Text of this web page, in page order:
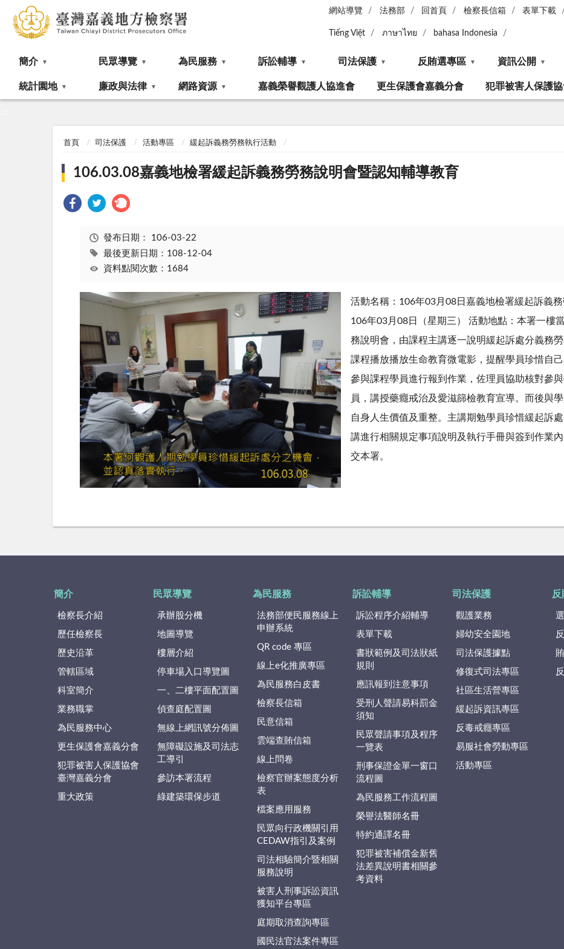
網站導覽 法務部 回首頁 檢察長信箱 表單下載
Tiếng Việt ภาษาไทย bahasa Indonesia
簡介 民眾導覽 為民服務 訴訟輔導 司法保護 反賄選專區 資訊公開
統計園地 廉政與法律 網路資源 嘉義榮譽觀護人協進會 更生保護會嘉義分會 犯罪被害人保護
首頁 司法保護 活動專區 緩起訴義務勞務執行活動
106.03.08嘉義地檢署緩起訴義務勞務說明會暨認知輔導教育
發布日期： 106-03-22
最後更新日期：108-12-04
資料點閱次數：1684
活動名稱：106年03月08日嘉義地檢署緩起訴義
106年03月08日（星期三） 活動地點：本署一樓
務說明會，由課程主講逐一說明緩起訴處分義務
課程播放播放生命教育微電影，提醒學員珍惜自
參與課程學員進行報到作業，佐理員協助核對參
員，講授藥癮戒治及愛滋篩檢教育宣導。而後與
自身人生價值及重整。主講期勉學員珍惜緩起訴
講進行相關規定事項說明及執行手冊與簽到作業
交本署。
簡介
檢察長介紹
歷任檢察長
歷史沿革
管轄區域
科室簡介
業務職掌
為民服務中心
更生保護會嘉義分會
犯罪被害人保護協會
臺灣嘉義分會
重大政策
民眾導覽
承辦股分機
地圖導覽
樓層介紹
停車場入口導覽圖
一、二樓平面配置圖
偵查庭配置圖
無線上網訊號分佈圖
無障礙設施及司法志
工導引
參訪本署流程
綠建築環保步道
為民服務
法務部便民服務線上
申辦系統
QR code 專區
線上e化推廣專區
為民服務白皮書
檢察長信箱
民意信箱
雲端查賄信箱
線上問卷
檢察官辦案態度分析
表
檔案應用服務
民眾向行政機關引用
CEDAW指引及案例
司法相驗簡介暨相關
服務說明
被害人刑事訴訟資訊
獲知平台專區
庭期取消查詢專區
國民法官法案件專區
訴訟輔導
訴訟程序介紹輔導
表單下載
書狀範例及司法狀紙
規則
應訊報到注意事項
受刑人聲請易科罰金
須知
民眾聲請事項及程序
一覽表
刑事保證金單一窗口
流程圖
為民服務工作流程圖
榮譽法醫師名冊
特約通譯名冊
犯罪被害補償金新舊
法差異說明書相關參
考資料
司法保護
觀護業務
婦幼安全園地
司法保護據點
修復式司法專區
社區生活營專區
緩起訴資訊專區
反毒戒癮專區
易服社會勞動專區
活動專區
反